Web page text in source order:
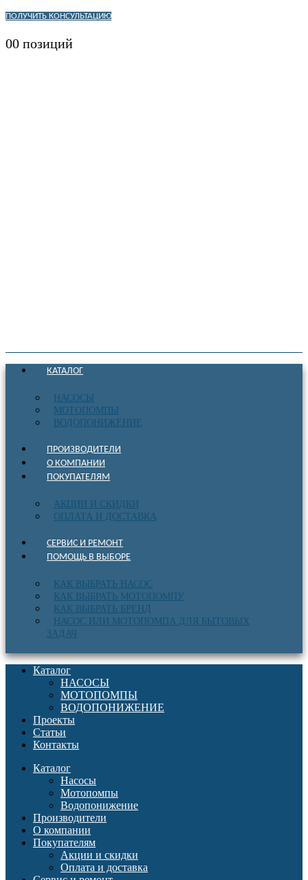
ПОЛУЧИТЬ КОНСУЛЬТАЦИЮ
00 позиций
КАТАЛОГ
НАСОСЫ
МОТОПОМПЫ
ВОДОПОНИЖЕНИЕ
ПРОИЗВОДИТЕЛИ
О КОМПАНИИ
ПОКУПАТЕЛЯМ
АКЦИИ И СКИДКИ
ОПЛАТА И ДОСТАВКА
СЕРВИС И РЕМОНТ
ПОМОЩЬ В ВЫБОРЕ
КАК ВЫБРАТЬ НАСОС
КАК ВЫБРАТЬ МОТОПОМПУ
КАК ВЫБРАТЬ БРЕНД
НАСОС ИЛИ МОТОПОМПА ДЛЯ БЫТОВЫХ
ЗАДАЧ
Каталог
НАСОСЫ
МОТОПОМПЫ
ВОДОПОНИЖЕНИЕ
Проекты
Статьи
Контакты
Каталог
Насосы
Мотопомпы
Водопонижение
Производители
О компании
Покупателям
Акции и скидки
Оплата и доставка